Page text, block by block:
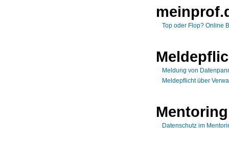
Top oder Flop? Online
Meldung von
Meldepflicht über
Mentoring
Datenschutz im